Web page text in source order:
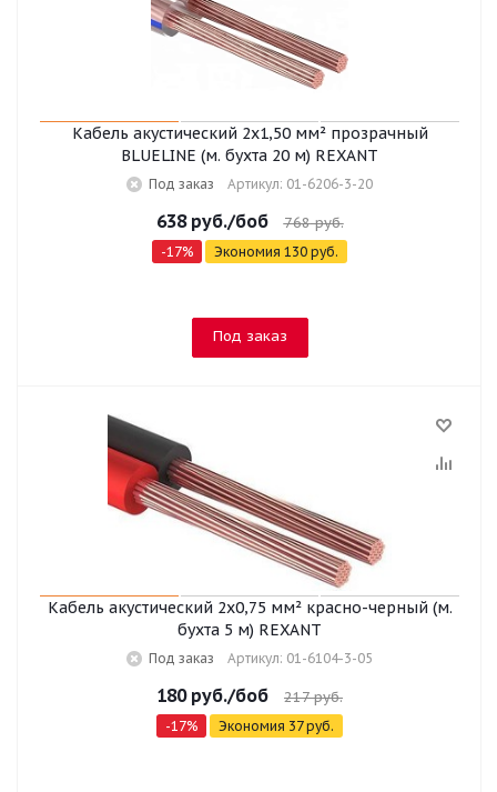
Кабель акустический 2х1,50 мм² прозрачный
BLUELINE (м. бухта 20 м) REXANT
Под заказ Артикул: 01-6206-3-20
638руб./боб 768руб.
-17% Экономия 130 руб.
Под заказ
Кабель акустический 2х0,75 мм² красно-черный (м.
бухта 5 м) REXANT
Под заказ Артикул: 01-6104-3-05
180руб./боб 217руб.
-17% Экономия 37руб.